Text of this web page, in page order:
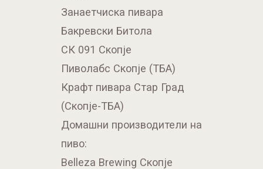
Занаетчиска пивара
Бакревски Битола
СК 091 Скопје
Пиволабс Скопје (ТБА)
Крафт пивара Стар Град
(Скопје-ТБА)
Домашни производители на
пиво:
Belleza Brewing Скопје